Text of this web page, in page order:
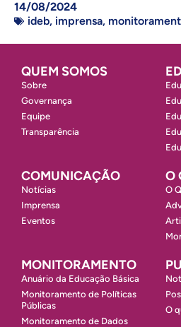
14/08/2024
ideb, imprensa,
QUEM SOMOS
Sobre
Governança
Equipe
Transparência
COMUNICAÇÃO
Notícias
Imprensa
Eventos
O
O
MONITORAMENTO
Anuário da Educação Básica
Monitoramento de Políticas
Públicas
Monitoramento de Dados
O